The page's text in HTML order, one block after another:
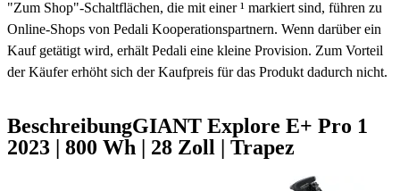
"Zum Shop"-Schaltflächen, die mit einer ¹ markiert sind, führen zu
Online-Shops von Pedali Kooperationspartnern. Wenn darüber ein
Kauf getätigt wird, erhält Pedali eine kleine Provision. Zum Vorteil
der Käufer erhöht sich der Kaufpreis für das Produkt dadurch nicht.
BeschreibungGIANT Explore E+ Pro 1
2023 | 800 Wh | 28 Zoll | Trapez